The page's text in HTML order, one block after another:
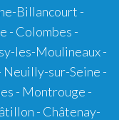
Billancourt -
- Colombes -
les-Moulineaux -
sur-Seine -
- Montrouge -
- Châtenay-